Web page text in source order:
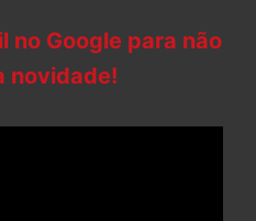
no Google para não
novidade!